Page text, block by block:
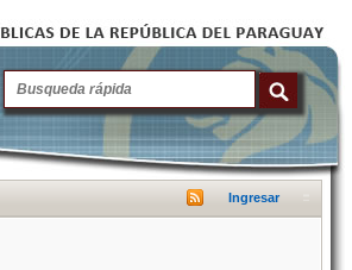
Ingresar